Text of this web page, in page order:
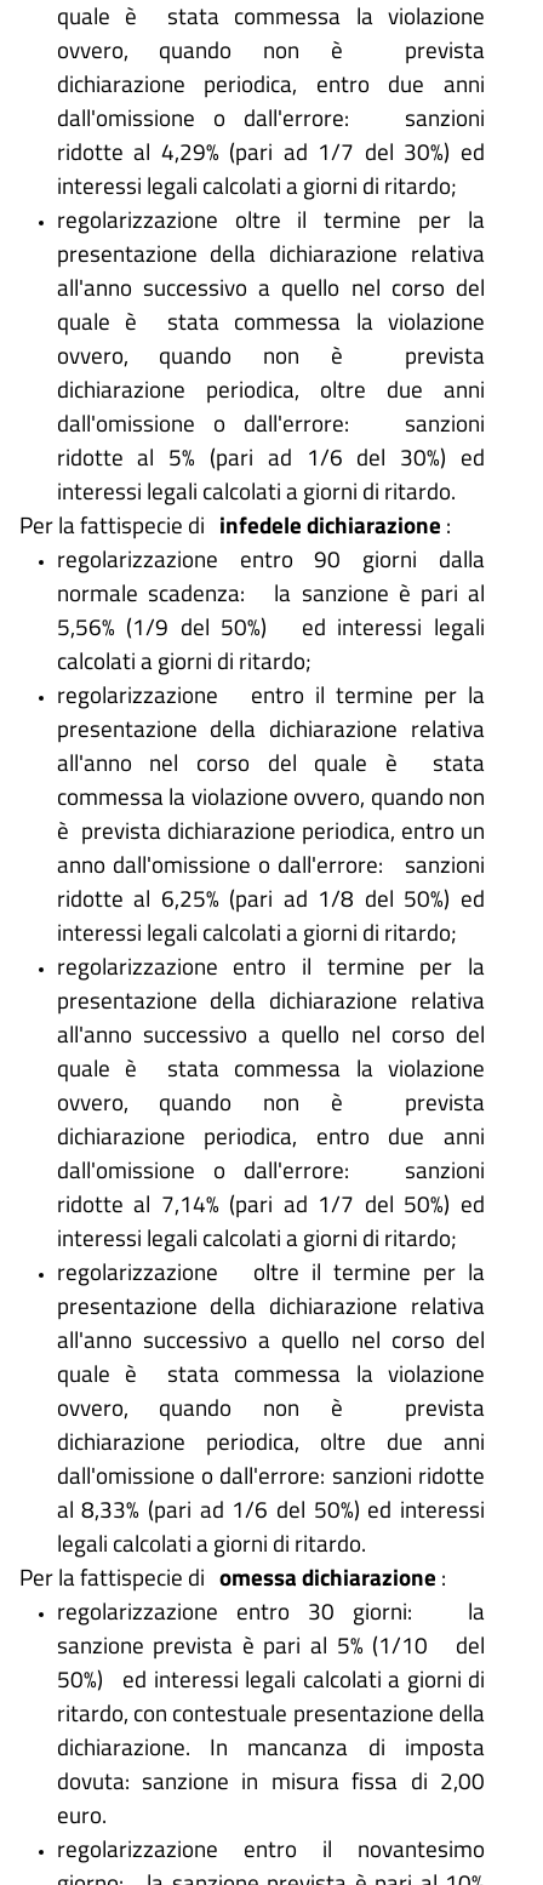
quale è stata commessa la violazione
ovvero, quando non è prevista
dichiarazione periodica, entro due anni
dall'omissione o dall'errore: sanzioni
ridotte al 4,29% (pari ad 1/7 del 30%) ed
interessi legali calcolati a giorni di ritardo;
regolarizzazione oltre il termine per la
presentazione della dichiarazione relativa
all'anno successivo a quello nel corso del
quale è stata commessa la violazione
ovvero, quando non è prevista
dichiarazione periodica, oltre due anni
dall'omissione o dall'errore: sanzioni
ridotte al 5% (pari ad 1/6 del 30%) ed
interessi legali calcolati a giorni di ritardo.
Per la fattispecie di infedele dichiarazione :
regolarizzazione entro 90 giorni dalla
normale scadenza: la sanzione è pari al
5,56% (1/9 del 50%) ed interessi legali
calcolati a giorni di ritardo;
regolarizzazione entro il termine per la
presentazione della dichiarazione relativa
all'anno nel corso del quale è stata
commessa la violazione ovvero, quando non
è prevista dichiarazione periodica, entro un
anno dall'omissione o dall'errore: sanzioni
ridotte al 6,25% (pari ad 1/8 del 50%) ed
interessi legali calcolati a giorni di ritardo;
regolarizzazione entro il termine per la
presentazione della dichiarazione relativa
all'anno successivo a quello nel corso del
quale è stata commessa la violazione
ovvero, quando non è prevista
dichiarazione periodica, entro due anni
dall'omissione o dall'errore: sanzioni
ridotte al 7,14% (pari ad 1/7 del 50%) ed
interessi legali calcolati a giorni di ritardo;
regolarizzazione oltre il termine per la
presentazione della dichiarazione relativa
all'anno successivo a quello nel corso del
quale è stata commessa la violazione
ovvero, quando non è prevista
dichiarazione periodica, oltre due anni
dall'omissione o dall'errore: sanzioni ridotte
al 8,33% (pari ad 1/6 del 50%) ed interessi
legali calcolati a giorni di ritardo.
Per la fattispecie di omessa dichiarazione :
regolarizzazione entro 30 giorni: la
sanzione prevista è pari al 5% (1/10 del
50%) ed interessi legali calcolati a giorni di
ritardo, con contestuale presentazione della
dichiarazione. In mancanza di imposta
dovuta: sanzione in misura fissa di 2,00
euro.
regolarizzazione entro il novantesimo